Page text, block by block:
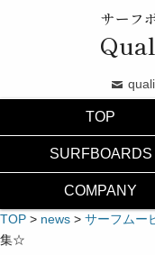
サーフ
TOP
SURFBOARDS
COMPANY
TOP > news > サーフムー
集☆